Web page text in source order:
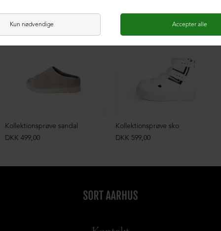
Kollektionsprøve sandal
DKK 499,00
Kollektionsprøve sko
DKK 599,00